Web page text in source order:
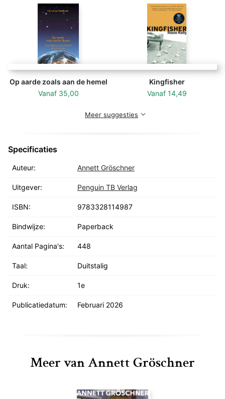
Op aarde zoals aan de hemel
Vanaf 35,00
Kingfisher
Vanaf 14,49
Meer suggesties
Specificaties
Auteur: Annett Gröschner
Uitgever: Penguin TB Verlag
ISBN: 9783328114987
Bindwijze: Paperback
Aantal Pagina's: 448
Taal: Duitstalig
Druk: 1e
Publicatiedatum: Februari 2026
Meer van Annett Gröschner